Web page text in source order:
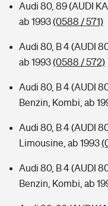
Audi 80, 89 (AUDI
ab 1993(0588 / 571)
Audi 80, B 4 (AUDI
ab 1993(0588 / 572)
Audi 80, B 4 (AUDI
Benzin, Kombi, ab
Audi 80, B 4 (AUDI
Limousine, ab 1993
Audi 80, B 4 (AUDI
Benzin, Kombi, ab